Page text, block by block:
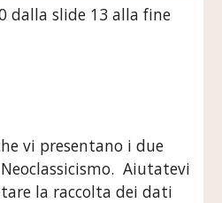
dalla slide 13 alla fine
vi presentano i due
Aiutatevi
la raccolta dei dati